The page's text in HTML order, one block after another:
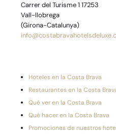
Carrer del Turisme 1 17253
Vall-llobrega
(Girona-Catalunya)
Hoteles en la Costa Brava
Restaurantes en la Costa
Qué ver en la Costa Brava
Qué hacer en la Costa Brava
Promociones de nuestros